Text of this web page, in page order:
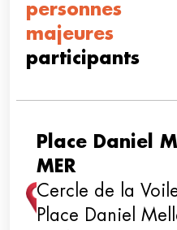
personnes
majeures
participants
Place Daniel
MER
Cercle de la
Place Daniel